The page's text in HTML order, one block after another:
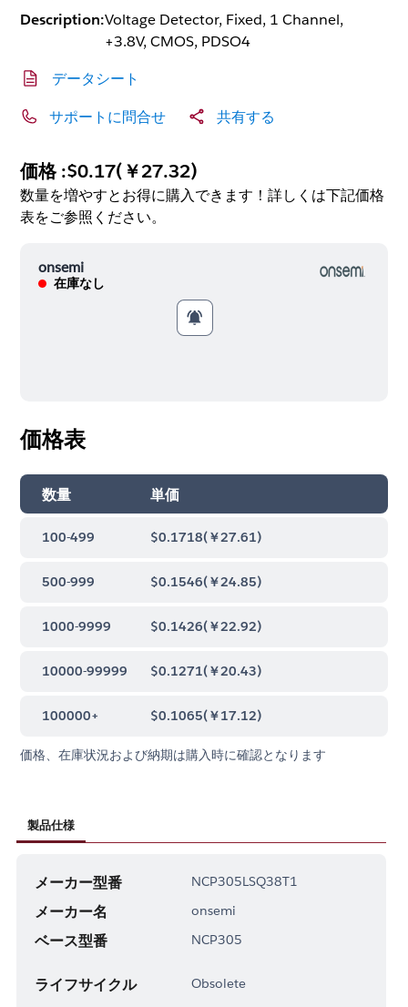
Description:Voltage Detector, Fixed, 1 Channel,
+3.8V, CMOS, PDSO4
データシート
サポートに問合せ 共有する
価格 :$0.17(￥27.32)
数量を増やすとお得に購入できます！詳しくは下記価格
表をご参照ください。
onsemi
在庫なし
価格表
数量 単価
100-499 $0.1718(￥27.61)
500-999 $0.1546(￥24.85)
1000-9999 $0.1426(￥22.92)
10000-99999 $0.1271(￥20.43)
100000+ $0.1065(￥17.12)
価格、在庫状況および納期は購入時に確認となります
製品仕様
メーカー型番 NCP305LSQ38T1
メーカー名 onsemi
ベース型番 NCP305
ライフサイクル Obsolete